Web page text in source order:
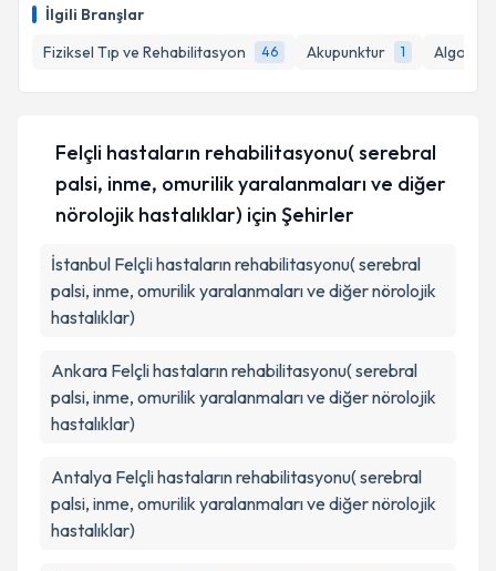
İlgili Branşlar
Fiziksel Tıp ve Rehabilitasyon
46 Akupunktur 1 Algoloji
Felçli hastaların rehabilitasyonu( serebral
palsi, inme, omurilik yaralanmaları ve diğer
nörolojik hastalıklar) için Şehirler
İstanbul Felçli hastaların rehabilitasyonu( serebral
palsi, inme, omurilik yaralanmaları ve diğer nörolojik
hastalıklar)
Ankara Felçli hastaların rehabilitasyonu( serebral
palsi, inme, omurilik yaralanmaları ve diğer nörolojik
hastalıklar)
Antalya Felçli hastaların rehabilitasyonu( serebral
palsi, inme, omurilik yaralanmaları ve diğer nörolojik
hastalıklar)